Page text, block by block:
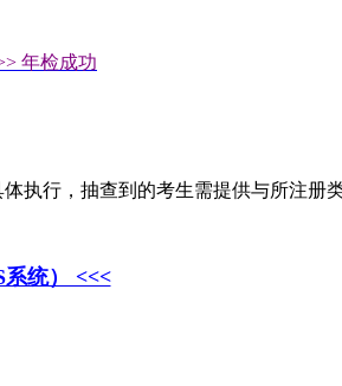
年检成功
行，抽查到的考生需提供与所注册
统） <<<